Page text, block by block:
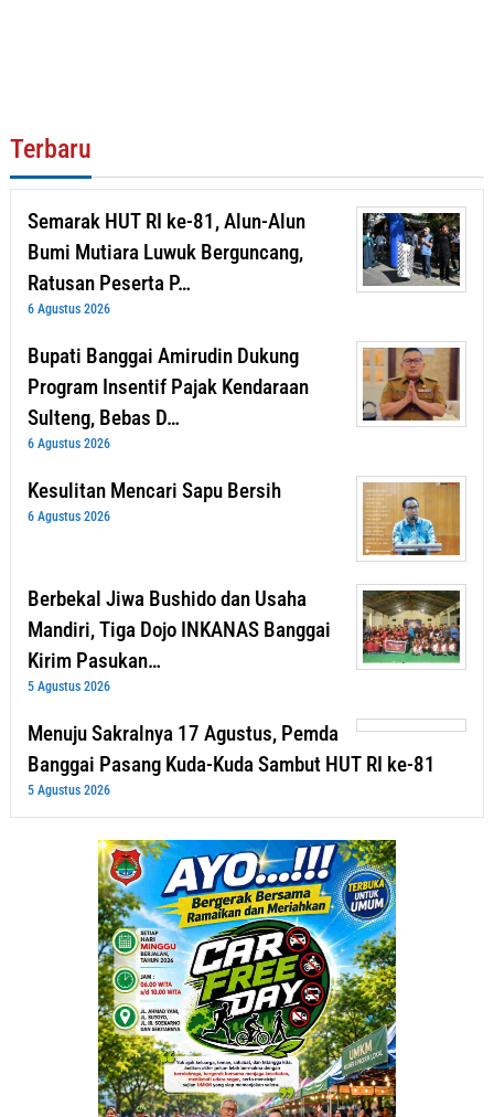
Terbaru
Semarak HUT RI ke-81, Alun-Alun
Bumi Mutiara Luwuk Berguncang,
Ratusan Peserta P…
6 Agustus 2026
Bupati Banggai Amirudin Dukung
Program Insentif Pajak Kendaraan
Sulteng, Bebas D…
6 Agustus 2026
Kesulitan Mencari Sapu Bersih
6 Agustus 2026
Berbekal Jiwa Bushido dan Usaha
Mandiri, Tiga Dojo INKANAS Banggai
Kirim Pasukan…
5 Agustus 2026
Menuju Sakralnya 17 Agustus, Pemda
Banggai Pasang Kuda-Kuda Sambut HUT RI ke-81
5 Agustus 2026